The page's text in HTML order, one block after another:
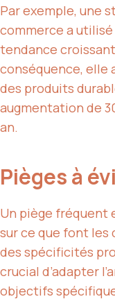
Par exemple, une
commerce a
tendance
conséquence, elle
des produits
augmentation de
an.
Pièges à
Un piège fréquent
sur ce que font
des spécificités
crucial d’adapter
objectifs